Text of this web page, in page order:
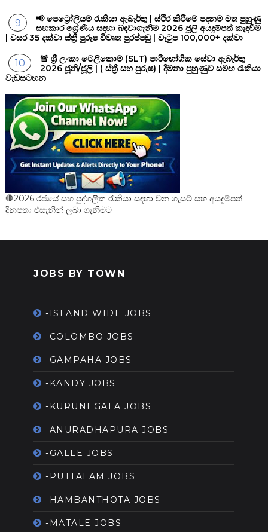
📢 පෙට්‍රෝලියම් රැකියා ඇබෑර්තු | ස්ථිර කිරීමේ පදනම මත පුහුණු
සහකාර ශ්‍රේණීය සඳහා බඳවාගැනීම 2026 ජූලි අයදුම්පත් කැඳවීම
| වසර 35 දක්වා ස්ත්‍රී පුරුෂ විවෘත පුරප්පඩු | වැටුප 100,000+ දක්වා
🚨 ශ්‍රී ලංකා ටෙලිකොම් (SLT) පාරිභෝගික සේවා ඇබෑර්තු
2026 ජූනි/ජූලි | ( ස්ත්‍රී සහ පුරුෂ) | දීමනා පුහුණුව සමඟ රැකියා
වැඩසටහන
🛑2026 රජයේ සහ පුද්ගලික රැකියා සඳහා වන ගැසට් සහ අයදුම්පත්
දිනපතා එසැනින් ලබා ගැනීමට
JOBS BY TOWN
-ISLAND WIDE JOBS
-COLOMBO JOBS
-GAMPAHA JOBS
-KANDY JOBS
-KURUNEGALA JOBS
-ANURADHAPURA JOBS
-GALLE JOBS
-PUTTALAM JOBS
-HAMBANTHOTA JOBS
-MATALE JOBS